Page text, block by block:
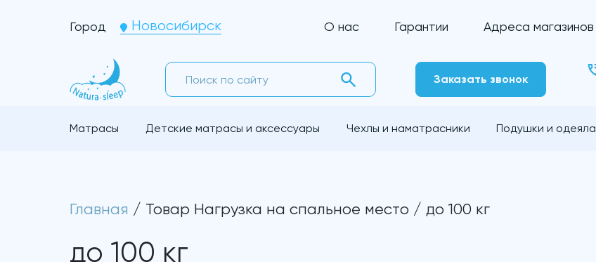
Город Новосибирск О нас Гарантии Адреса магазинов
Заказать звонок
Матрасы Детские матрасы и аксессуары Чехлы и наматрасники Подушки и одеяла
Главная / Товар Нагрузка на спальное место / до 100 кг
до 100 кг